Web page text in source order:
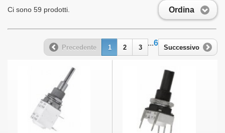
Ordina
Ci sono 59 prodotti.
Precedente 1 2 3
...6
Successivo